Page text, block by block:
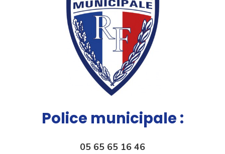
Police municipale :
05 65 65 16 46